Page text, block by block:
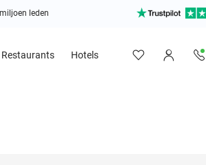
leden
Restaurants Hotels